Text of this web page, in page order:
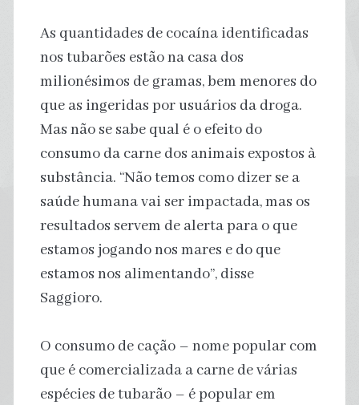
As quantidades de cocaína identificadas
nos tubarões estão na casa dos
milionésimos de gramas, bem menores do
que as ingeridas por usuários da droga.
Mas não se sabe qual é o efeito do
consumo da carne dos animais expostos à
substância. “Não temos como dizer se a
saúde humana vai ser impactada, mas os
resultados servem de alerta para o que
estamos jogando nos mares e do que
estamos nos alimentando”, disse
Saggioro.
O consumo de cação – nome popular com
que é comercializada a carne de várias
espécies de tubarão – é popular em